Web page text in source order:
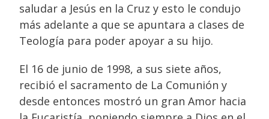
saludar a Jesús en la Cruz y esto le condujo
más adelante a que se apuntara a clases de
Teología para poder apoyar a su hijo.
El 16 de junio de 1998, a sus siete años,
recibió el sacramento de La Comunión y
desde entonces mostró un gran Amor hacia